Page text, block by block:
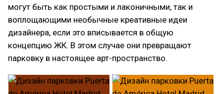
могут быть как простыми и лаконичными, так и
воплощающими необычные креативные идеи
дизайнера, если это вписывается в общую
концепцию ЖК. В этом случае они превращают
парковку в настоящее арт-пространство.